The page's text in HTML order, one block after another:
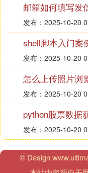
邮箱如何填写发
发布：2025-10-20
shell脚本入门案
发布：2025-10-20
怎么上传照片浏
发布：2025-10-20
python股票数据
发布：2025-10-20
© Design